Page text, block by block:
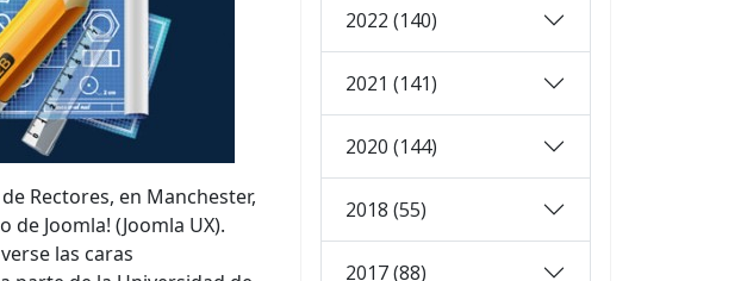
Rectores, en Manchester,
de Joomla! (Joomla UX).
las caras
2022 (140)
2021 (141)
2020 (144)
2018 (55)
2017 (88)